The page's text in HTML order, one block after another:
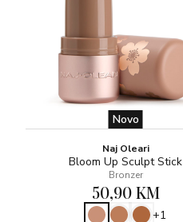
Novo
Naj Oleari
Bloom Up Sculpt Stick
Bronzer
50,90 KM
+1